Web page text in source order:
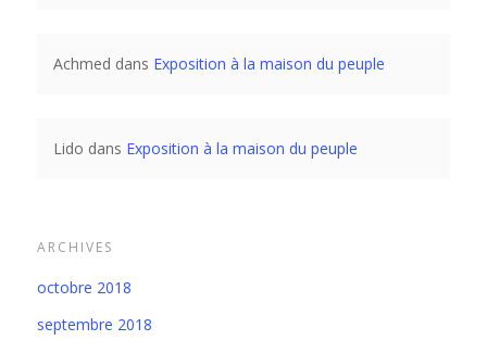
Achmed dans Exposition à la maison du peuple
Lido dans Exposition à la maison du peuple
ARCHIVES
octobre 2018
septembre 2018